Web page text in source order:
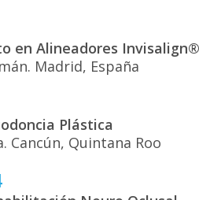
en Alineadores Invisalign®
Madrid, España
Plástica
Cancún, Quintana Roo